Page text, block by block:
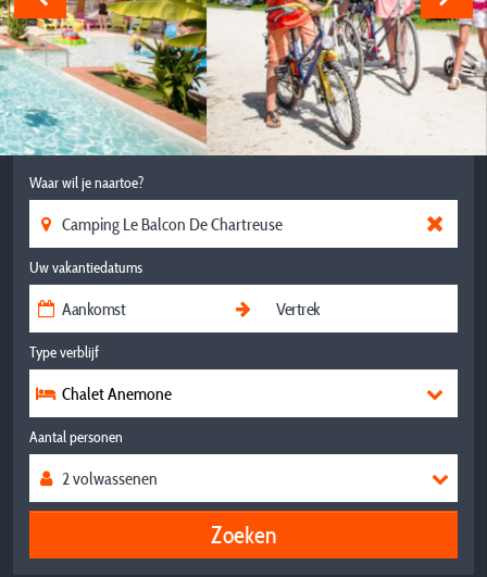
Waar wil je naartoe?
Uw vakantiedatums
Type verblijf
Chalet Anemone
Aantal personen
Zoeken